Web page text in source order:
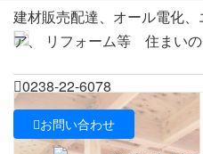
建材販売配達、オール電化
ア、 リフォーム等 住まいの
0238-22-6078
お問い合わせ
The
Previous